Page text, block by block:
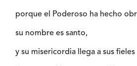
porque el Poderoso ha hecho
su nombre es santo,
y su misericordia llega a sus fieles